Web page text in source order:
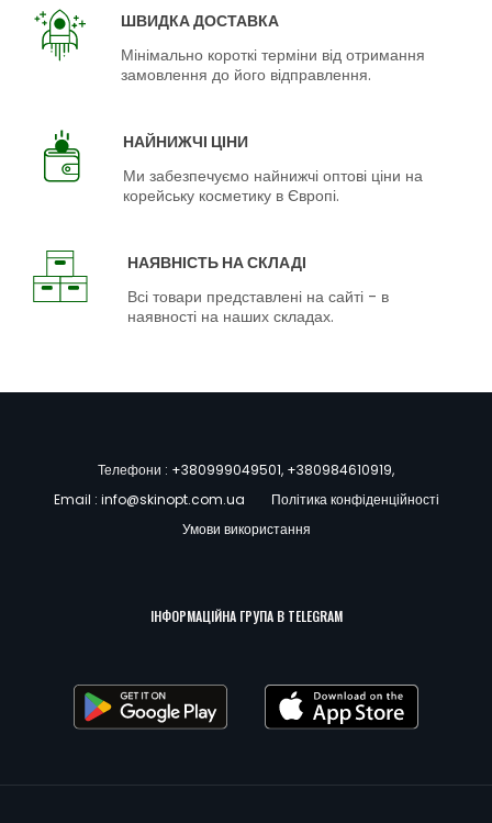
ШВИДКА ДОСТАВКА
Мінімально короткі терміни від отримання
замовлення до його відправлення.
НАЙНИЖЧІ ЦІНИ
Ми забезпечуємо найнижчі оптові ціни на
корейську косметику в Європі.
НАЯВНІСТЬ НА СКЛАДІ
Всі товари представлені на сайті - в
наявності на наших складах.
Телефони : +380999049501, +380984610919,
Email : info@skinopt.com.ua
Політика конфіденційності
Умови використання
ІНФОРМАЦІЙНА ГРУПА В TELEGRAM